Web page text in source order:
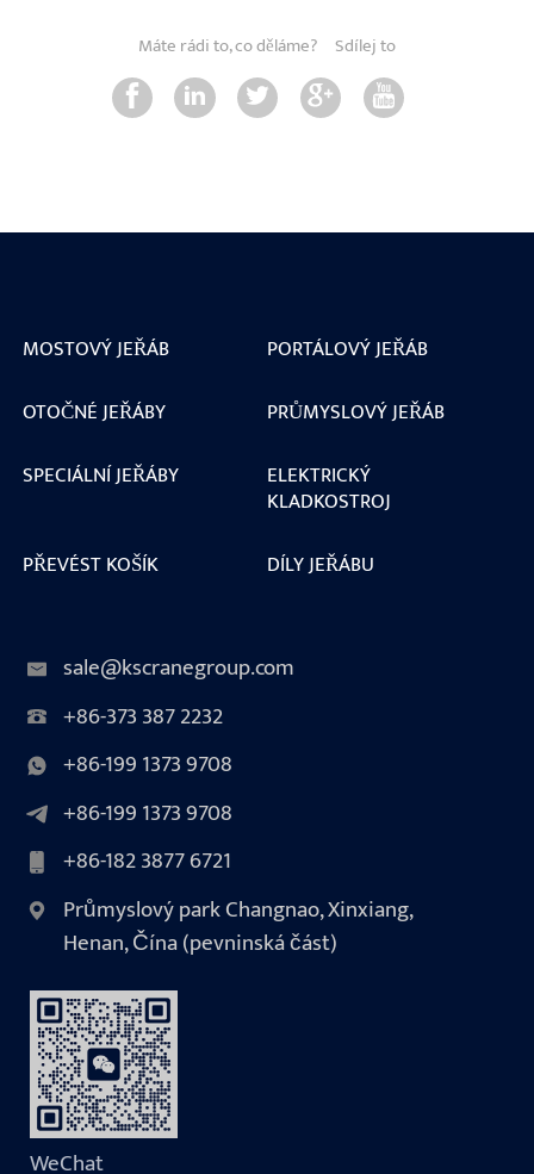
Máte rádi to, co děláme? Sdílej to
MOSTOVÝ JEŘÁB
PORTÁLOVÝ JEŘÁB
OTOČNÉ JEŘÁBY
PRŮMYSLOVÝ JEŘÁB
SPECIÁLNÍ JEŘÁBY
ELEKTRICKÝ
KLADKOSTROJ
PŘEVÉST KOŠÍK
DÍLY JEŘÁBU
sale@kscranegroup.com
+86-373 387 2232
+86-199 1373 9708
+86-199 1373 9708
+86-182 3877 6721
Průmyslový park Changnao, Xinxiang,
Henan, Čína (pevninská část)
WeChat